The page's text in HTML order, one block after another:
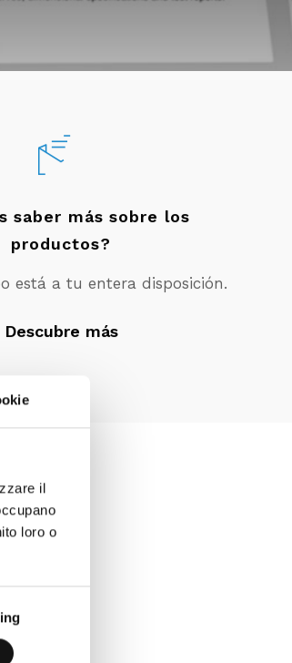
il
loro o
saber más sobre los
productos?
está a tu entera disposición.
Descubre más